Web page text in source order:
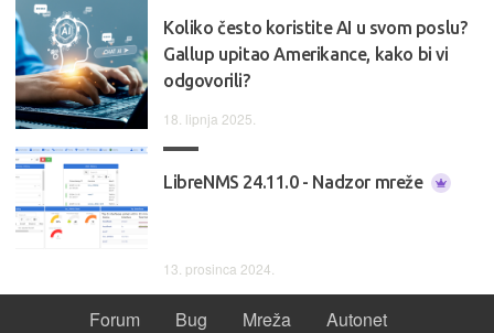
Koliko često koristite AI u svom poslu?
Gallup upitao Amerikance, kako bi vi
odgovorili?
18. lipnja 2025.
LibreNMS 24.11.0 - Nadzor mreže
13. prosinca 2024.
Forum Bug Mreža
Autonet